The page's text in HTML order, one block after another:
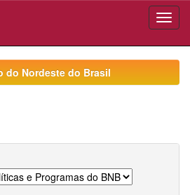
do Nordeste do Brasil